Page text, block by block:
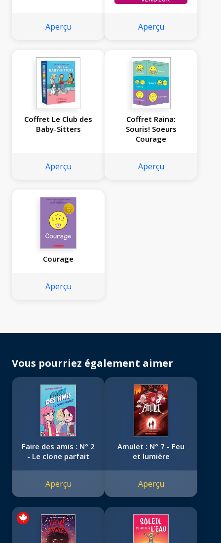
Aperçu Aperçu
Coffret Le Club des
Baby-Sitters
Aperçu
Coffret Raina:
Souris! Soeurs
Courage
Aperçu
Courage
Aperçu
Vous pourriez également aimer
Faire des amis : N° 2
- Le clone parfait
Aperçu
Amulet : N° 7 - Feu
et lumière
Aperçu